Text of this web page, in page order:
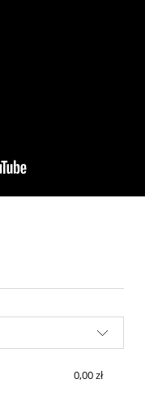
płatności
0,00 zł